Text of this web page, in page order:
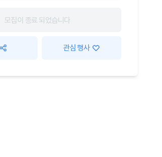
모집이 종료 되었습니다
관심 행사